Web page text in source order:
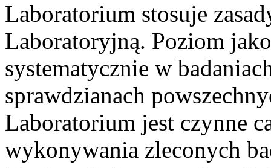
Laboratorium stosuje
Laboratoryjną. Poziom
systematycznie w
sprawdzianach
Laboratorium jest czynne
wykonywania zleconych